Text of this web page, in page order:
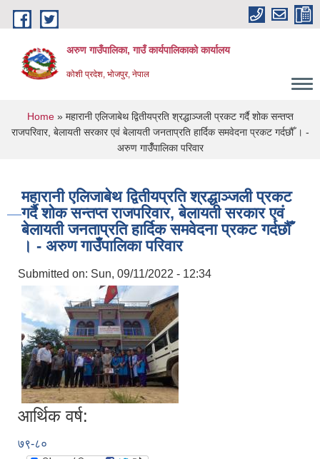
Skip to main content
अरुण गाउँपालिका, गाउँ कार्यपालिकाको कार्यालय
कोशी प्रदेश, भोजपुर, नेपाल
You are here
Home» महारानी एलिजाबेथ द्वितीयप्रति श्रद्धाञ्जली प्रकट गर्दै शोक सन्तप्त
राजपरिवार, बेलायती सरकार एवं बेलायती जनताप्रति हार्दिक समवेदना प्रकट गर्दछौँ । -
अरुण गाउँँपालिका परिवार
महारानी एलिजाबेथ द्वितीयप्रति श्रद्धाञ्जली प्रकट
गर्दै शोक सन्तप्त राजपरिवार, बेलायती सरकार एवं
बेलायती जनताप्रति हार्दिक समवेदना प्रकट गर्दछौँ
। - अरुण गाउँँपालिका परिवार
Submitted on: Sun, 09/11/2022 - 12:34
आर्थिक वर्ष:
७९-८०